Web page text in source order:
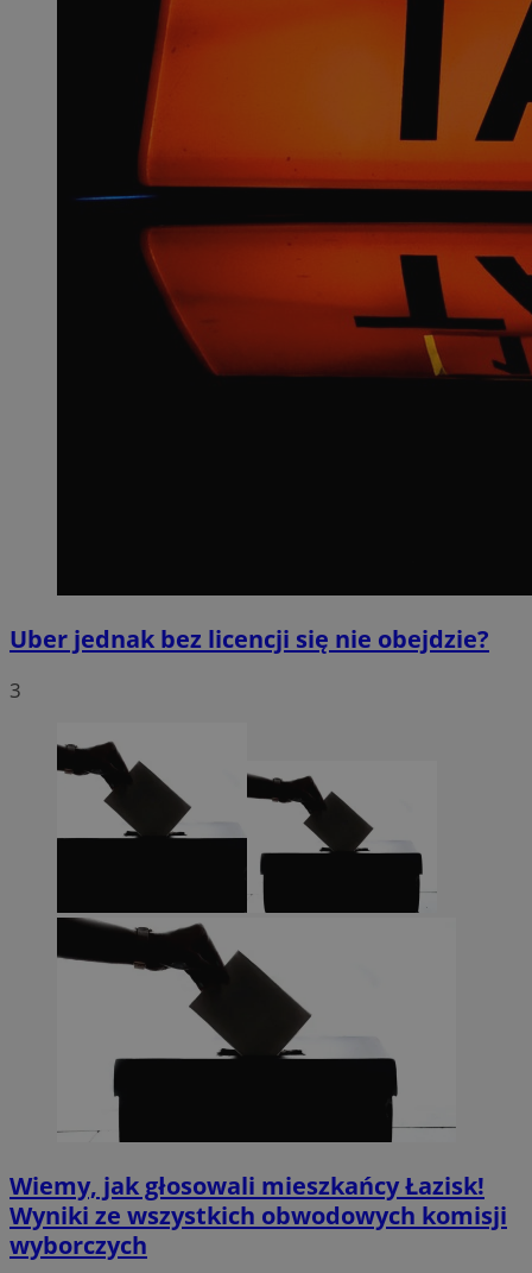
Uber jednak bez licencji się nie obejdzie?
3
Wiemy, jak głosowali mieszkańcy Łazisk!
Wyniki ze wszystkich obwodowych komisji
wyborczych